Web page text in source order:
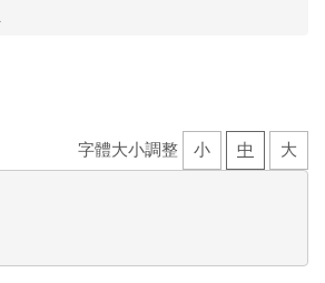
字體大小調整 小 中 大